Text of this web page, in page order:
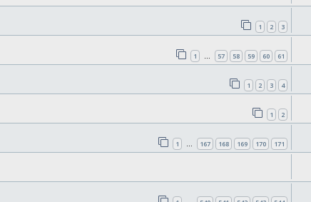
1 2 3
1 … 57 58 59 60 61
1 2 3 4
1 2
1 … 167 168 169 170 171